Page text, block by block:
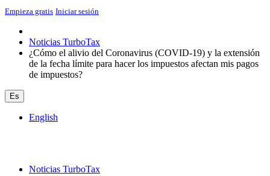
Empieza gratis Iniciar sesión
Noticias TurboTax
¿Cómo el alivio del Coronavirus (COVID-19) y la extensión
de la fecha límite para hacer los impuestos afectan mis pagos
de impuestos?
Es
English
Noticias TurboTax